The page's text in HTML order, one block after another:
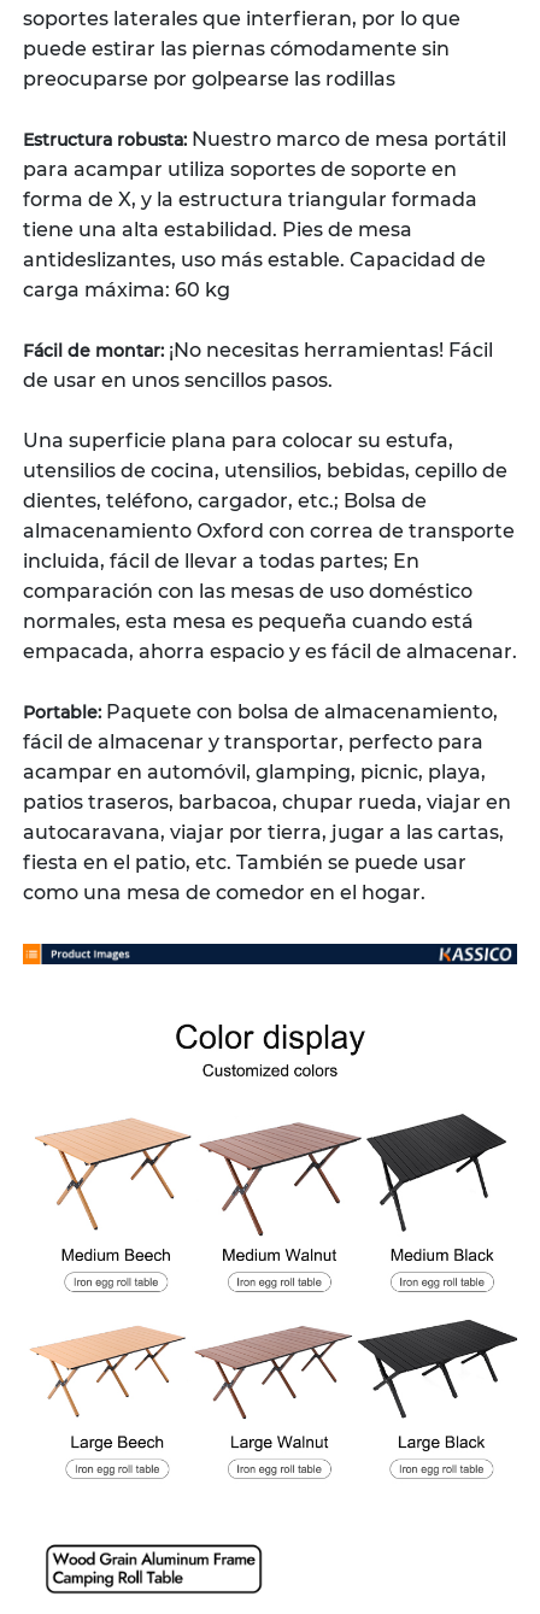
soportes laterales que interfieran, por lo que
puede estirar las piernas cómodamente sin
preocuparse por golpearse las rodillas
Estructura robusta: Nuestro marco de mesa portátil
para acampar utiliza soportes de soporte en
forma de X, y la estructura triangular formada
tiene una alta estabilidad. Pies de mesa
antideslizantes, uso más estable. Capacidad de
carga máxima: 60 kg
Fácil de montar: ¡No necesitas herramientas! Fácil
de usar en unos sencillos pasos.
Una superficie plana para colocar su estufa,
utensilios de cocina, utensilios, bebidas, cepillo de
dientes, teléfono, cargador, etc.; Bolsa de
almacenamiento Oxford con correa de transporte
incluida, fácil de llevar a todas partes; En
comparación con las mesas de uso doméstico
normales, esta mesa es pequeña cuando está
empacada, ahorra espacio y es fácil de almacenar.
Portable: Paquete con bolsa de almacenamiento,
fácil de almacenar y transportar, perfecto para
acampar en automóvil, glamping, picnic, playa,
patios traseros, barbacoa, chupar rueda, viajar en
autocaravana, viajar por tierra, jugar a las cartas,
fiesta en el patio, etc. También se puede usar
como una mesa de comedor en el hogar.